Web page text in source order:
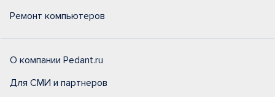
Ремонт компьютеров
О компании Pedant.ru
Для СМИ и партнеров